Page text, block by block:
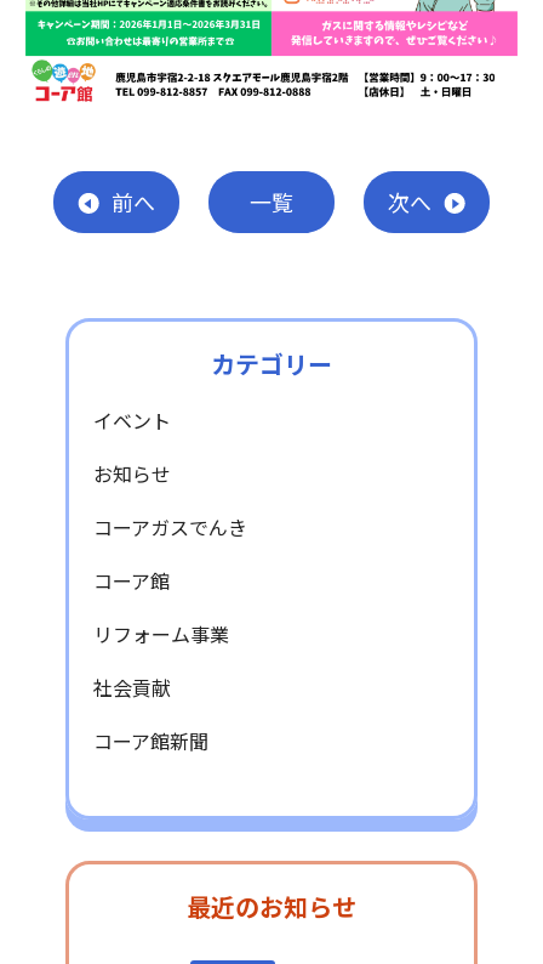
前へ 一覧 次へ
カテゴリー
イベント
お知らせ
コーアガスでんき
コーア館
リフォーム事業
社会貢献
コーア館新聞
最近のお知らせ